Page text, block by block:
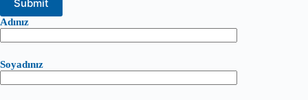
Adınız
Soyadınız